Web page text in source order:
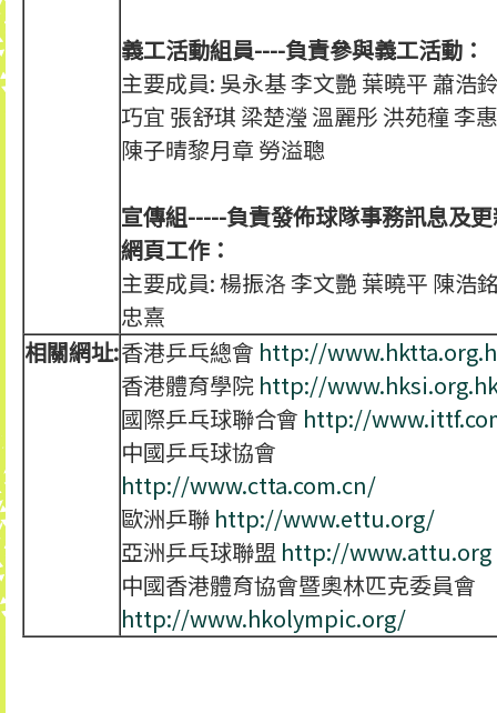
義工活動組員----負責參與義工活動：
主要成員: 吳永基 李文艷 葉曉平 蕭浩
巧宜 張舒琪 梁楚瀅 溫麗彤 洪苑穜 李
陳子晴黎月章 勞溢聰
宣傳組-----負責發佈球隊事務訊息及
網頁工作：
主要成員: 楊振洛 李文艷 葉曉平 陳浩
忠熹
相關網址:香港乒乓總會 http://
香港體育學院 http://
國際乒乓球聯合會 http://
中國乒乓球協會
http://www.ctta.com.cn/
歐洲乒聯 http://www.ettu.org/
亞洲乒乓球聯盟 http://www.attu.org
中國香港體育協會暨奧林匹克委員會
http://www.hkolympic.org/